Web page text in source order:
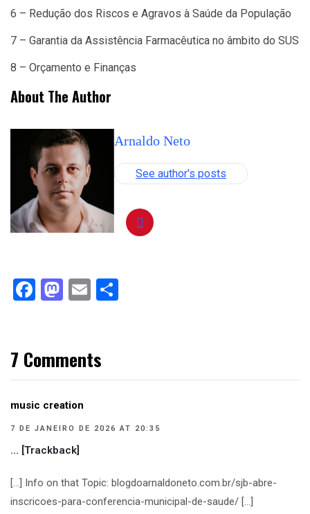
6 – Redução dos Riscos e Agravos à Saúde da População
7 – Garantia da Assistência Farmacêutica no âmbito do SUS
8 – Orçamento e Finanças
About The Author
Arnaldo Neto
See author's posts
Facebook
Mastodon
Email
7 Comments
music creation
7 DE JANEIRO DE 2026 AT 20:35
… [Trackback]
[…] Info on that Topic: blogdoarnaldoneto.com.br/sjb-abre-
inscricoes-para-conferencia-municipal-de-saude/ […]